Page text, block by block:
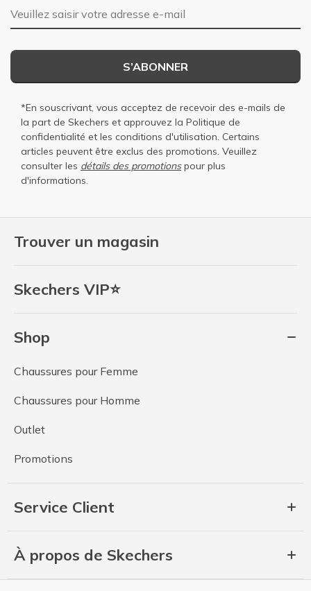
Trouver un magasin
Skechers VIP⭐
Shop
Chaussures pour Femme
Chaussures pour Homme
Outlet
Promotions
Service Client
À propos de Skechers
Adresse e-mail
S’ABONNER
*En souscrivant, vous acceptez de recevoir des e-mails de
la part de Skechers et approuvez la Politique de
confidentialité et les conditions d'utilisation. Certains
articles peuvent être exclus des promotions. Veuillez
consulter les détails des promotionspour plus
d'informations.